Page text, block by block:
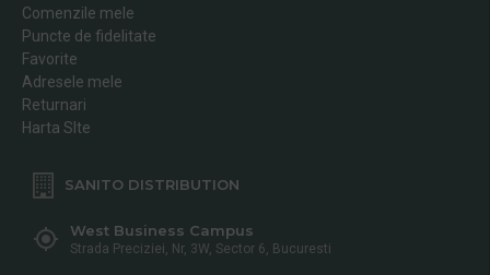
Comenzile mele
Puncte de fidelitate
Favorite
Adresele mele
Returnari
Harta SIte
SANITO DISTRIBUTION
West Business Campus
Strada Preciziei, Nr, 3W, Sector 6, Bucuresti